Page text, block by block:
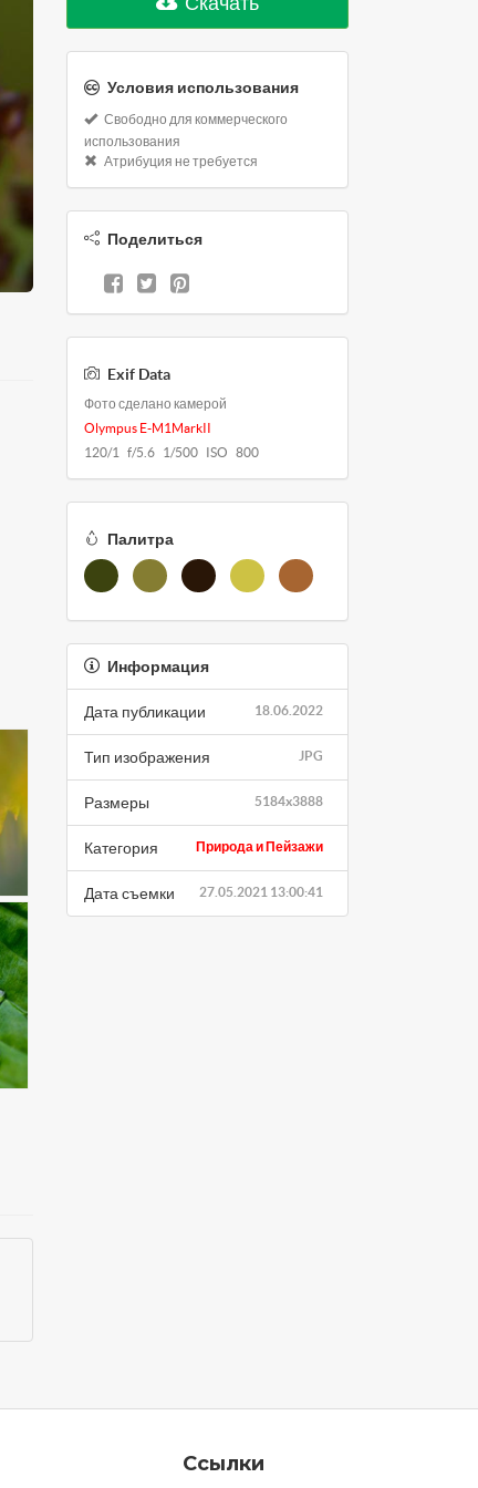
Условия использования
Свободно для коммерческого
использования
Атрибуция не требуется
Поделиться
Exif Data
Фото сделано камерой
Olympus E-M1MarkII
120/1 f/5.6 1/500 ISO 800
Палитра
Информация
18.06.2022
Дата публикации
JPG
Тип изображения
5184x3888
Размеры
Природа и Пейзажи
Категория
27.05.2021 13:00:41
Дата съемки
Ссылки